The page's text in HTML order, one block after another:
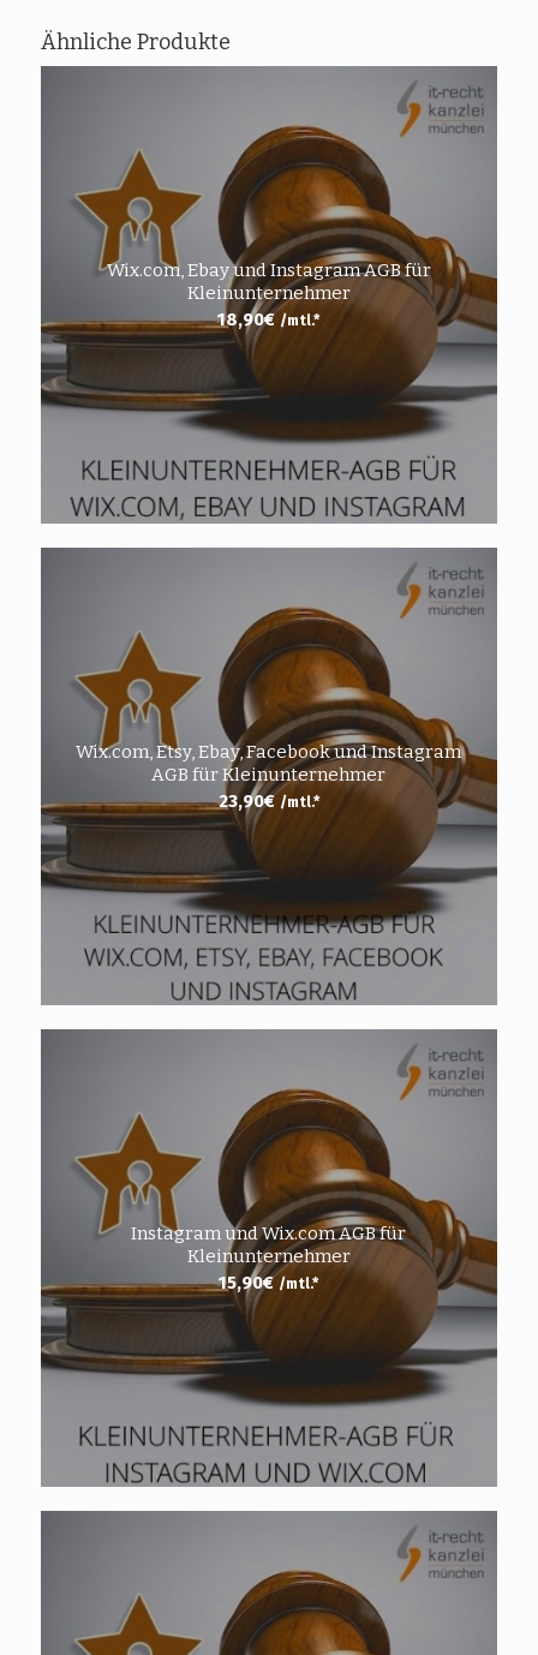
Ähnliche Produkte
Wix.com, Ebay und Instagram AGB für
Kleinunternehmer
18,90€ /mtl.*
Wix.com, Etsy, Ebay, Facebook und Instagram
AGB für Kleinunternehmer
23,90€ /mtl.*
Instagram und Wix.com AGB für
Kleinunternehmer
15,90€ /mtl.*